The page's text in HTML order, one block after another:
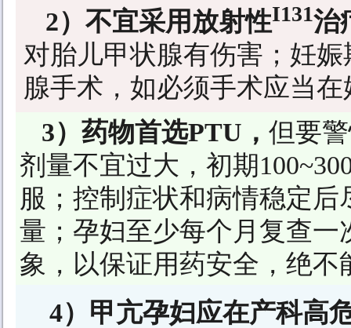
2）不宜采用放射性I131治
对胎儿甲状腺有伤害；妊
腺手术，如必须手术应当
3）药物首选PTU， 但要
剂量不宜过大，初期
服；控制症状和病情稳定后
量；孕妇至少每个月复查一
象，以保证用药安全，绝不
4）甲亢孕妇应在产科高